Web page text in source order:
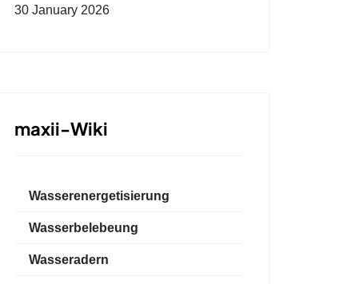
30 January 2026
maxii-Wiki
Wasserenergetisierung
Wasserbelebeung
Wasseradern